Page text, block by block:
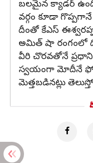
బలమైన క్యాడర్
వర్గం కూడా
దీంతో కేఎస్
అమిత్ షా రంగంలో
వీరి చొరవతోనే
స్వయంగా మోదీనే
మెత్తబడినట్లు